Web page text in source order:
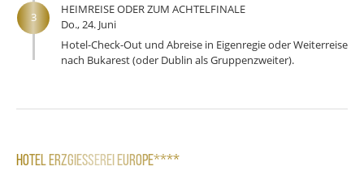
3
HEIMREISE ODER ZUM ACHTELFINALE
Do., 24. Juni
Hotel-Check-Out und Abreise in Eigenregie oder Weiterreise
nach Bukarest (oder Dublin als Gruppenzweiter).
Hotel Erzgießerei Europe****